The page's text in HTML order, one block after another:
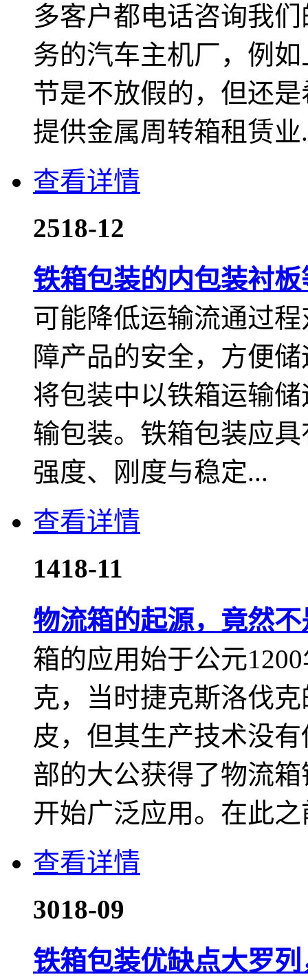
多客户都电话咨询我
务的汽车主机厂，例
节是不放假的，但还
提供金属周转箱租赁业
查看详情
2518-12
铁箱包装的内包装衬
可能降低运输流通过
障产品的安全，方便
将包装中以铁箱运输
输包装。铁箱包装应
强度、刚度与稳定...
查看详情
1418-11
物流箱的起源，竟然
箱的应用始于公元
克，当时捷克斯洛伐
皮，但其生产技术没
部的大公获得了物流
开始广泛应用。在此之
查看详情
3018-09
铁箱包装优缺点大罗